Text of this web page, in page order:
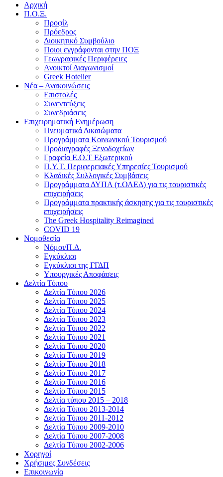
Αρχική
Π.Ο.Ξ.
Προφίλ
Πρόεδρος
Διοικητικό Συμβούλιο
Ποιοι εγγράφονται στην ΠΟΞ
Γεωγραφικές Περιφέρειες
Ανοικτοί Διαγωνισμoί
Greek Hotelier
Νέα – Ανακοινώσεις
Επιστολές
Συνεντεύξεις
Συνεδριάσεις
Επιχειρηματική Ενημέρωση
Πνευματικά Δικαιώματα
Προγράμματα Κοινωνικού Τουρισμού
Προδιαγραφές Ξενοδοχείων
Γραφεία Ε.Ο.Τ Εξωτερικού
Π.Υ.Τ. Περιφερειακές Υπηρεσίες Τουρισμού
Κλαδικές Συλλογικές Συμβάσεις
Προγράμματα ΔΥΠΑ (τ.ΟΑΕΔ) για τις τουριστικές
επιχειρήσεις
Προγράμματα πρακτικής άσκησης για τις τουριστικές
επιχειρήσεις
The Greek Hospitality Reimagined
COVID 19
Νομοθεσία
Νόμοι/Π.Δ.
Εγκύκλιοι
Εγκύκλιοι της ΓΓΔΠ
Υπουργικές Αποφάσεις
Δελτία Τύπου
Δελτία Τύπου 2026
Δελτία Τύπου 2025
Δελτία Τύπου 2024
Δελτία Τύπου 2023
Δελτία Τύπου 2022
Δελτία Τύπου 2021
Δελτία Τύπου 2020
Δελτία Τύπου 2019
Δελτίο Τύπου 2018
Δελτίο Τύπου 2017
Δελτίο Τύπου 2016
Δελτίο Τύπου 2015
Δελτία τύπου 2015 – 2018
Δελτία Τύπου 2013-2014
Δελτία Τύπου 2011-2012
Δελτία Τύπου 2009-2010
Δελτία Τύπου 2007-2008
Δελτία Τύπου 2002-2006
Χορηγοί
Χρήσιμες Συνδέσεις
Επικοινωνία